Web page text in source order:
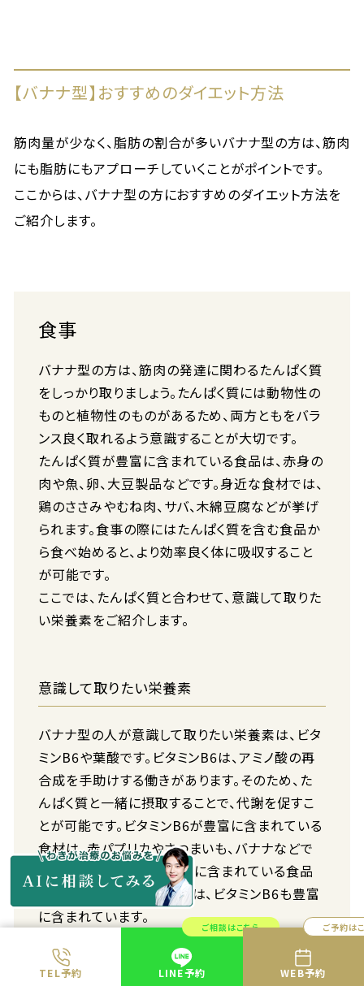
TEL予約
ご相談はこちら
LINE予約
ご予約は
WEB予約
【バナナ型】おすすめのダイエット方法
筋肉量が少なく、脂肪の割合が多いバナナ型の方は、筋肉
にも脂肪にもアプローチしていくことがポイントです。
ここからは、バナナ型の方におすすめのダイエット方法を
ご紹介します。
食事
バナナ型の方は、筋肉の発達に関わるたんぱく質
をしっかり取りましょう。たんぱく質には動物性の
ものと植物性のものがあるため、両方ともをバラ
ンス良く取れるよう意識することが大切です。
たんぱく質が豊富に含まれている食品は、赤身の
肉や魚、卵、大豆製品などです。身近な食材では、
鶏のささみやむね肉、サバ、木綿豆腐などが挙げ
られます。食事の際にはたんぱく質を含む食品か
ら食べ始めると、より効率良く体に吸収すること
が可能です。
ここでは、たんぱく質と合わせて、意識して取りた
い栄養素をご紹介します。
意識して取りたい栄養素
バナナ型の人が意識して取りたい栄養素は、ビタ
ミンB6や葉酸です。ビタミンB6は、アミノ酸の再
合成を手助けする働きがあります。そのため、た
んぱく質と一緒に摂取することで、代謝を促すこ
とが可能です。ビタミンB6が豊富に含まれている
食材は、赤パプリカやさつまいも、バナナなどで
す。また、たんぱく質が豊富に含まれている食品
として紹介した鶏ささみには、ビタミンB6も豊富
に含まれています。
葉酸は、赤血球が生産されるのを手助けする働き
があります。赤血球は代謝にも関与しており、体